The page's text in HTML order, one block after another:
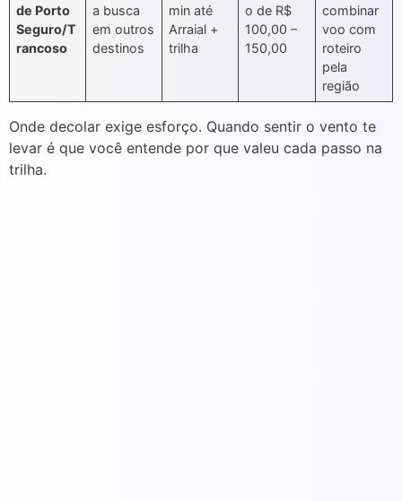
de Porto
Seguro/T
rancoso
a busca
em outros
destinos
min até
Arraial +
trilha
o de R$
100,00 –
150,00
combinar
voo com
roteiro
pela
região
Onde decolar exige esforço. Quando sentir o vento te
levar é que você entende por que valeu cada passo na
trilha.